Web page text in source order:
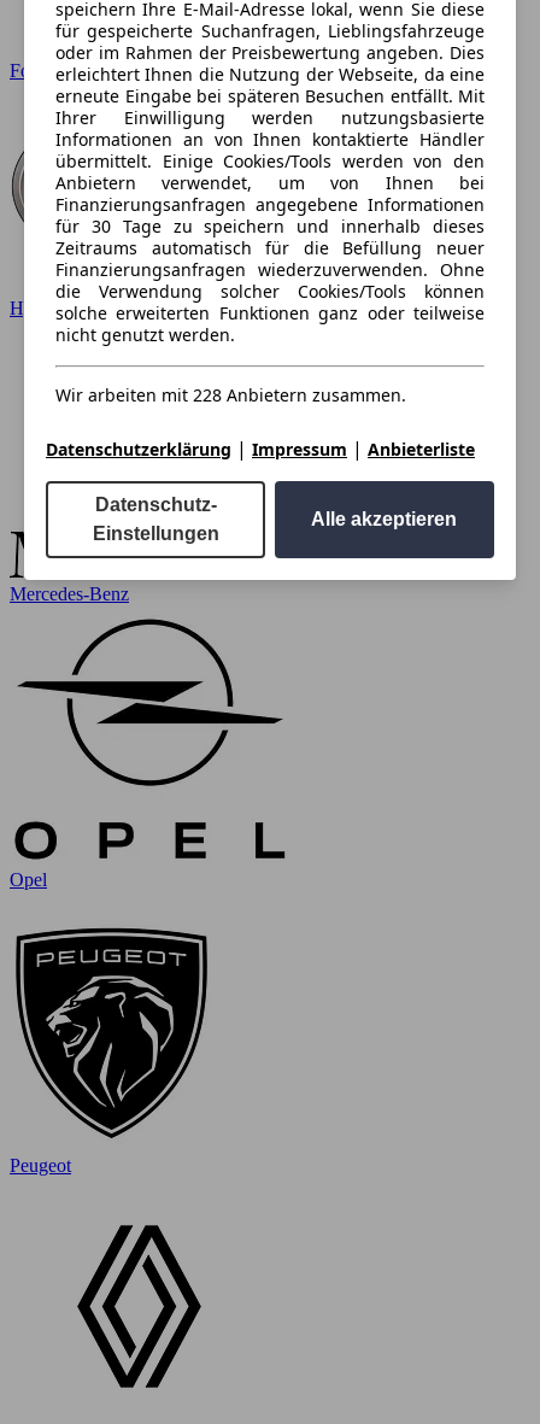
Ford
Hyundai
Mercedes-Benz
Opel
Peugeot
speichern Ihre E-Mail-Adresse lokal, wenn Sie diese
für gespeicherte Suchanfragen, Lieblingsfahrzeuge
oder im Rahmen der Preisbewertung angeben. Dies
erleichtert Ihnen die Nutzung der Webseite, da eine
erneute Eingabe bei späteren Besuchen entfällt. Mit
Ihrer Einwilligung werden nutzungsbasierte
Informationen an von Ihnen kontaktierte Händler
übermittelt. Einige Cookies/Tools werden von den
Anbietern verwendet, um von Ihnen bei
Finanzierungsanfragen angegebene Informationen
für 30 Tage zu speichern und innerhalb dieses
Zeitraums automatisch für die Befüllung neuer
Finanzierungsanfragen wiederzuverwenden. Ohne
die Verwendung solcher Cookies/Tools können
solche erweiterten Funktionen ganz oder teilweise
nicht genutzt werden.
Wir arbeiten mit 228 Anbietern zusammen.
Datenschutzerklärung | Impressum | Anbieterliste
Datenschutz-
Einstellungen
Alle akzeptieren